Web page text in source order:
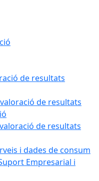
de resultats
de resultats
de resultats
i dades de consum
Empresarial i